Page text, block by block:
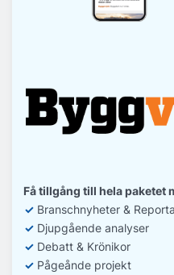
Få tillgång till hela paketet
✓ Branschnyheter &
✓ Djupgående analyser
✓ Debatt & Krönikor
✓ Pågeånde projekt